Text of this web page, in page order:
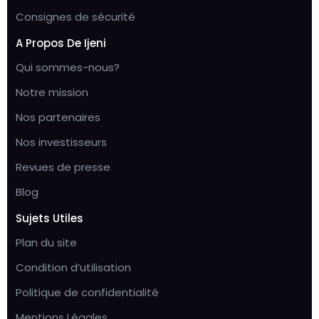
Consignes de sécurité
A Propos De Ijeni
Qui sommes-nous?
Notre mission
Nos partenaires
Nos investisseurs
Revues de presse
Blog
Sujets Utiles
Plan du site
Condition d’utilisation
Politique de confidentialité